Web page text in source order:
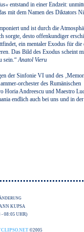
entstand in einer Endzeit:
mit dem Namen des Diktators
und ist durch die
sorgte, desto offenkundiger
ein mentaler Exodus für die
Das Bild des Exodus scheint
sein.“Anatol Vieru
der Sinfonie VI und des
orchester des Rumänischen
Horia Andreescu und Maestro
endlich auch bei uns und in der
KUPSA
- 08:05 UHR)
©2005